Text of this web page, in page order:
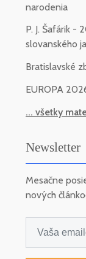
narodenia
P. J. Šafárik -
slovanského
Bratislavské
EUROPA
... všetky
Newsletter
Mesačne
nových